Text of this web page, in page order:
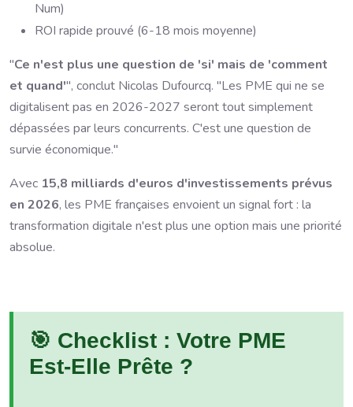
Num)
ROI rapide prouvé (6-18 mois moyenne)
"Ce n'est plus une question de 'si' mais de 'comment
et quand'", conclut Nicolas Dufourcq. "Les PME qui ne se
digitalisent pas en 2026-2027 seront tout simplement
dépassées par leurs concurrents. C'est une question de
survie économique."
Avec 15,8 milliards d'euros d'investissements prévus
en 2026, les PME françaises envoient un signal fort : la
transformation digitale n'est plus une option mais une priorité
absolue.
🎯 Checklist : Votre PME
Est-Elle Prête ?